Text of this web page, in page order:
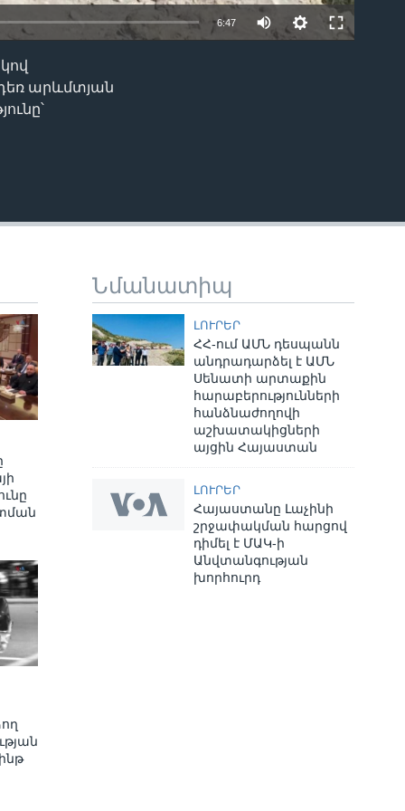
6:47
արևմտյան
Նմանատիպ
ԼՈՒՐԵՐ
ՀՀ-ում ԱՄՆ դեսպանն
անդրադարձել է ԱՄՆ
Սենատի արտաքին
հարաբերությունների
հանձնաժողովի
աշխատակիցների
այցին Հայաստան
ԼՈՒՐԵՐ
Հայաստանը Լաչինի
շրջափակման հարցով
դիմել է ՄԱԿ-ի
Անվտանգության
խորհուրդ